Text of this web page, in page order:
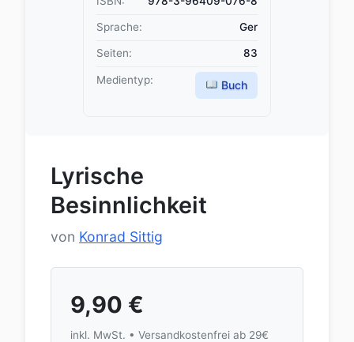
Sprache: Ger
Seiten: 83
Medientyp: Buch
Lyrische
Besinnlichkeit
von Konrad Sittig
9,90 €
inkl. MwSt. • Versandkostenfrei ab 29€